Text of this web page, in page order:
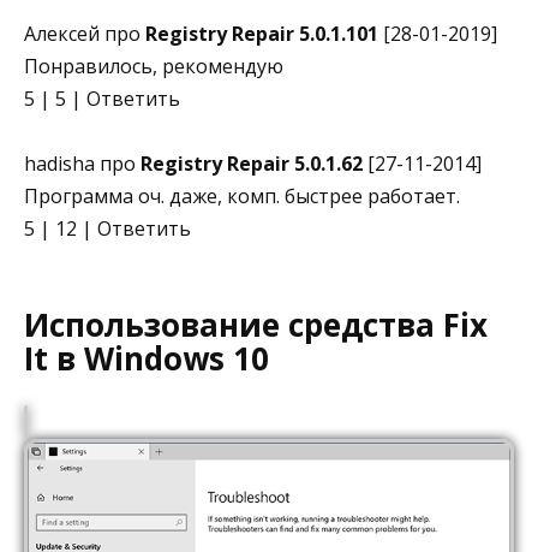
Алексей про Registry Repair 5.0.1.101 [28-01-2019]
Понравилось, рекомендую
5 | 5 | Ответить
hadisha про Registry Repair 5.0.1.62 [27-11-2014]
Программа оч. даже, комп. быстрее работает.
5 | 12 | Ответить
Использование средства Fix
It в Windows 10